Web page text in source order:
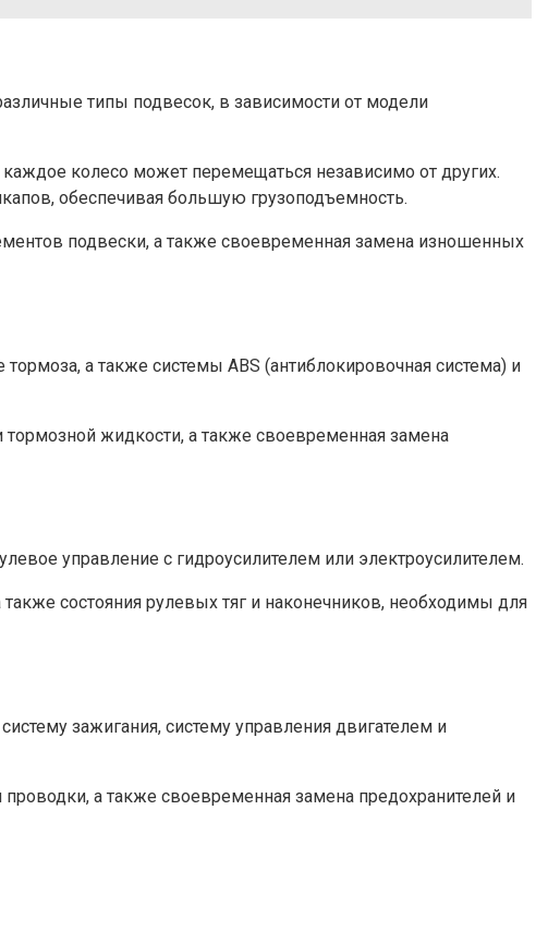
типы подвесок, в зависимости от модели
колесо может перемещаться независимо от других.
обеспечивая большую грузоподъемность.
подвески, а также своевременная замена изношенных
а также системы ABS (антиблокировочная система) и
тормозной жидкости, а также своевременная замена
управление с гидроусилителем или электроусилителем.
состояния рулевых тяг и наконечников, необходимы для
зажигания, систему управления двигателем и
проводки, а также своевременная замена предохранителей и